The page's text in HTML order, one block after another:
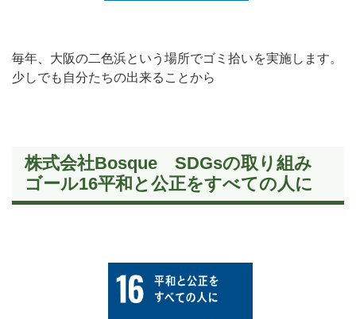
毎年、大阪の二色浜という場所でゴミ拾いを実施します。
少しでも自分たちの出来ることから
株式会社Bosque SDGsの取り組み
ゴール16平和と公正をすべての人に